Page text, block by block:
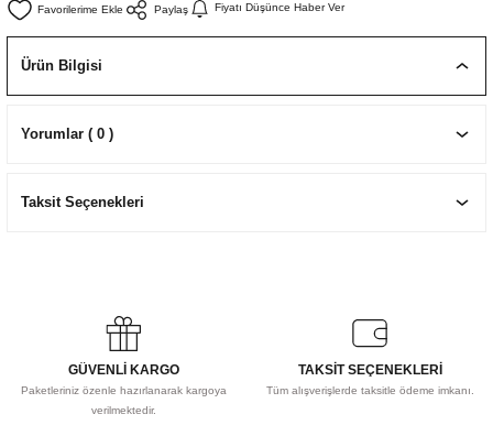
ÇİZİM SETLERİ
Paylaş Fiyatı Düşünce Haber Ver
Ürün Bilgisi
Yorumlar ( 0 )
Taksit Seçenekleri
GÜVENLİ KARGO
Paketleriniz özenle hazırlanarak kargoya
verilmektedir.
TAKSİT SEÇENEKLERİ
Tüm alışverişlerde taksitle ödeme imkanı.